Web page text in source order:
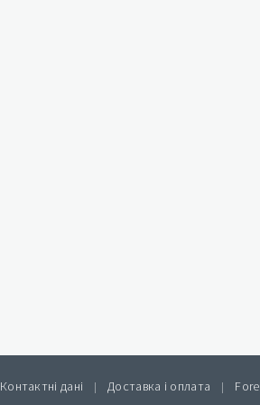
Контактні дані | Доставка і оплата |